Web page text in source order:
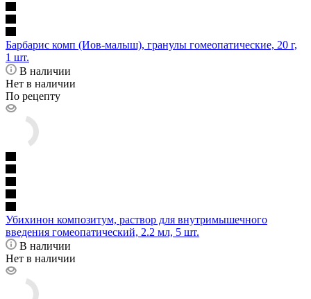
Барбарис комп (Иов-малыш), гранулы гомеопатические, 20 г,
1 шт.
В наличии
Нет в наличии
По рецепту
Убихинон композитум, раствор для внутримышечного
введения гомеопатический, 2.2 мл, 5 шт.
В наличии
Нет в наличии